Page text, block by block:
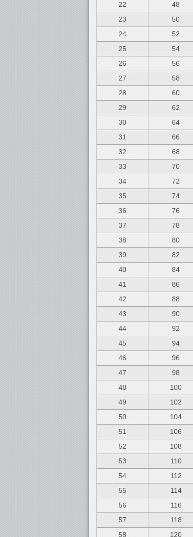
22
48
23
50
24
52
25
54
26
56
27
58
28
60
29
62
30
64
31
66
32
68
33
70
34
72
35
74
36
76
37
78
38
80
39
82
40
84
41
86
42
88
43
90
44
92
45
94
46
96
47
98
48
100
49
102
50
104
51
106
52
108
53
110
54
112
55
114
56
116
57
118
58
120